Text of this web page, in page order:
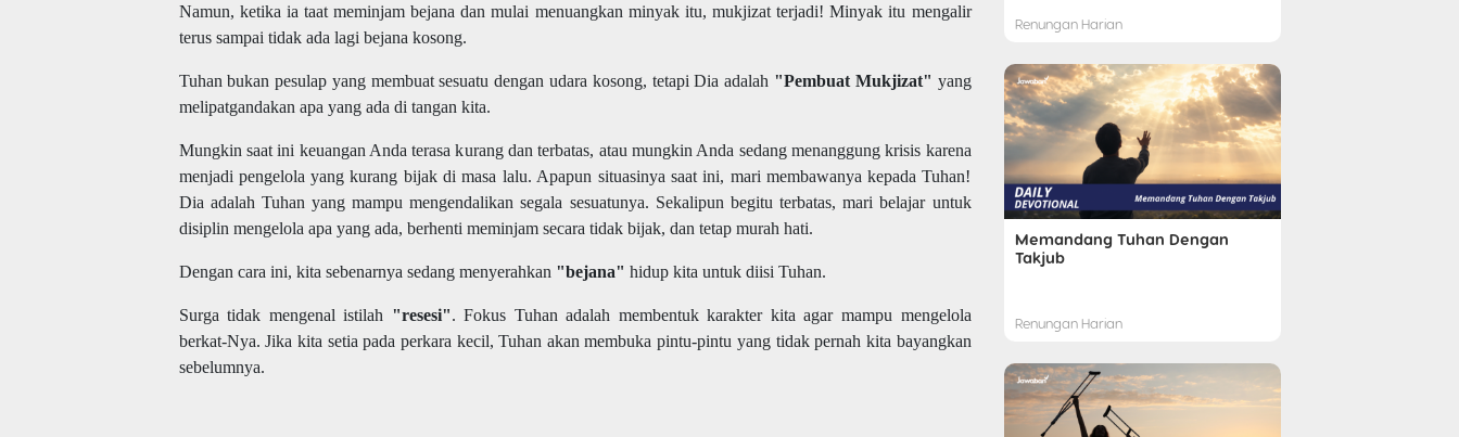
Namun, ketika ia taat meminjam bejana dan mulai menuangkan minyak itu, mukjizat terjadi! Minyak itu mengalir
terus sampai tidak ada lagi bejana kosong.
Tuhan bukan pesulap yang membuat sesuatu dengan udara kosong, tetapi Dia adalah "Pembuat Mukjizat" yang
melipatgandakan apa yang ada di tangan kita.
Mungkin saat ini keuangan Anda terasa kurang dan terbatas, atau mungkin Anda sedang menanggung krisis karena
menjadi pengelola yang kurang bijak di masa lalu. Apapun situasinya saat ini, mari membawanya kepada Tuhan!
Dia adalah Tuhan yang mampu mengendalikan segala sesuatunya. Sekalipun begitu terbatas, mari belajar untuk
disiplin mengelola apa yang ada, berhenti meminjam secara tidak bijak, dan tetap murah hati.
Dengan cara ini, kita sebenarnya sedang menyerahkan "bejana" hidup kita untuk diisi Tuhan.
Surga tidak mengenal istilah "resesi". Fokus Tuhan adalah membentuk karakter kita agar mampu mengelola
berkat-Nya. Jika kita setia pada perkara kecil, Tuhan akan membuka pintu-pintu yang tidak pernah kita bayangkan
sebelumnya.
Renungan Harian
Memandang Tuhan Dengan
Takjub
Renungan Harian